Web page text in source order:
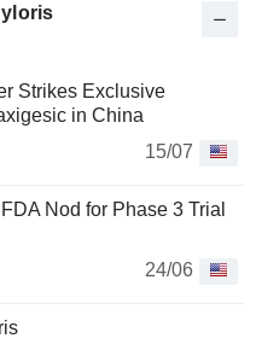
Strikes Exclusive
in China
15/07
Nod for Phase 3 Trial
24/06